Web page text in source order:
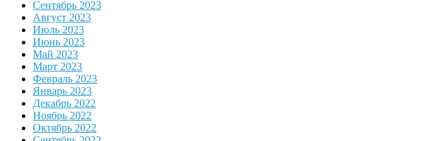
Сентябрь 2023
Август 2023
Июль 2023
Июнь 2023
Май 2023
Март 2023
Февраль 2023
Январь 2023
Декабрь 2022
Ноябрь 2022
Октябрь 2022